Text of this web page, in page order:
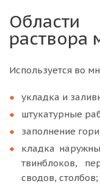
раствора
Используется во
укладка и
штукатурные
заполнение
кладка
твинблоков,
сводов, столбов;